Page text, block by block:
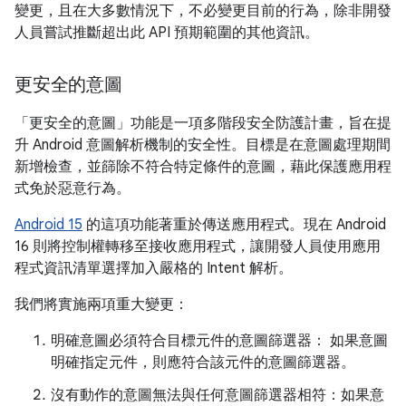
變更，且在大多數情況下，不必變更目前的行為，除非開發
人員嘗試推斷超出此 API 預期範圍的其他資訊。
更安全的意圖
「更安全的意圖」功能是一項多階段安全防護計畫，旨在提
升 Android 意圖解析機制的安全性。目標是在意圖處理期間
新增檢查，並篩除不符合特定條件的意圖，藉此保護應用程
式免於惡意行為。
Android 15 的這項功能著重於傳送應用程式。現在 Android
16 則將控制權轉移至接收應用程式，讓開發人員使用應用
程式資訊清單選擇加入嚴格的 Intent 解析。
我們將實施兩項重大變更：
明確意圖必須符合目標元件的意圖篩選器： 如果意圖
明確指定元件，則應符合該元件的意圖篩選器。
沒有動作的意圖無法與任何意圖篩選器相符：如果意